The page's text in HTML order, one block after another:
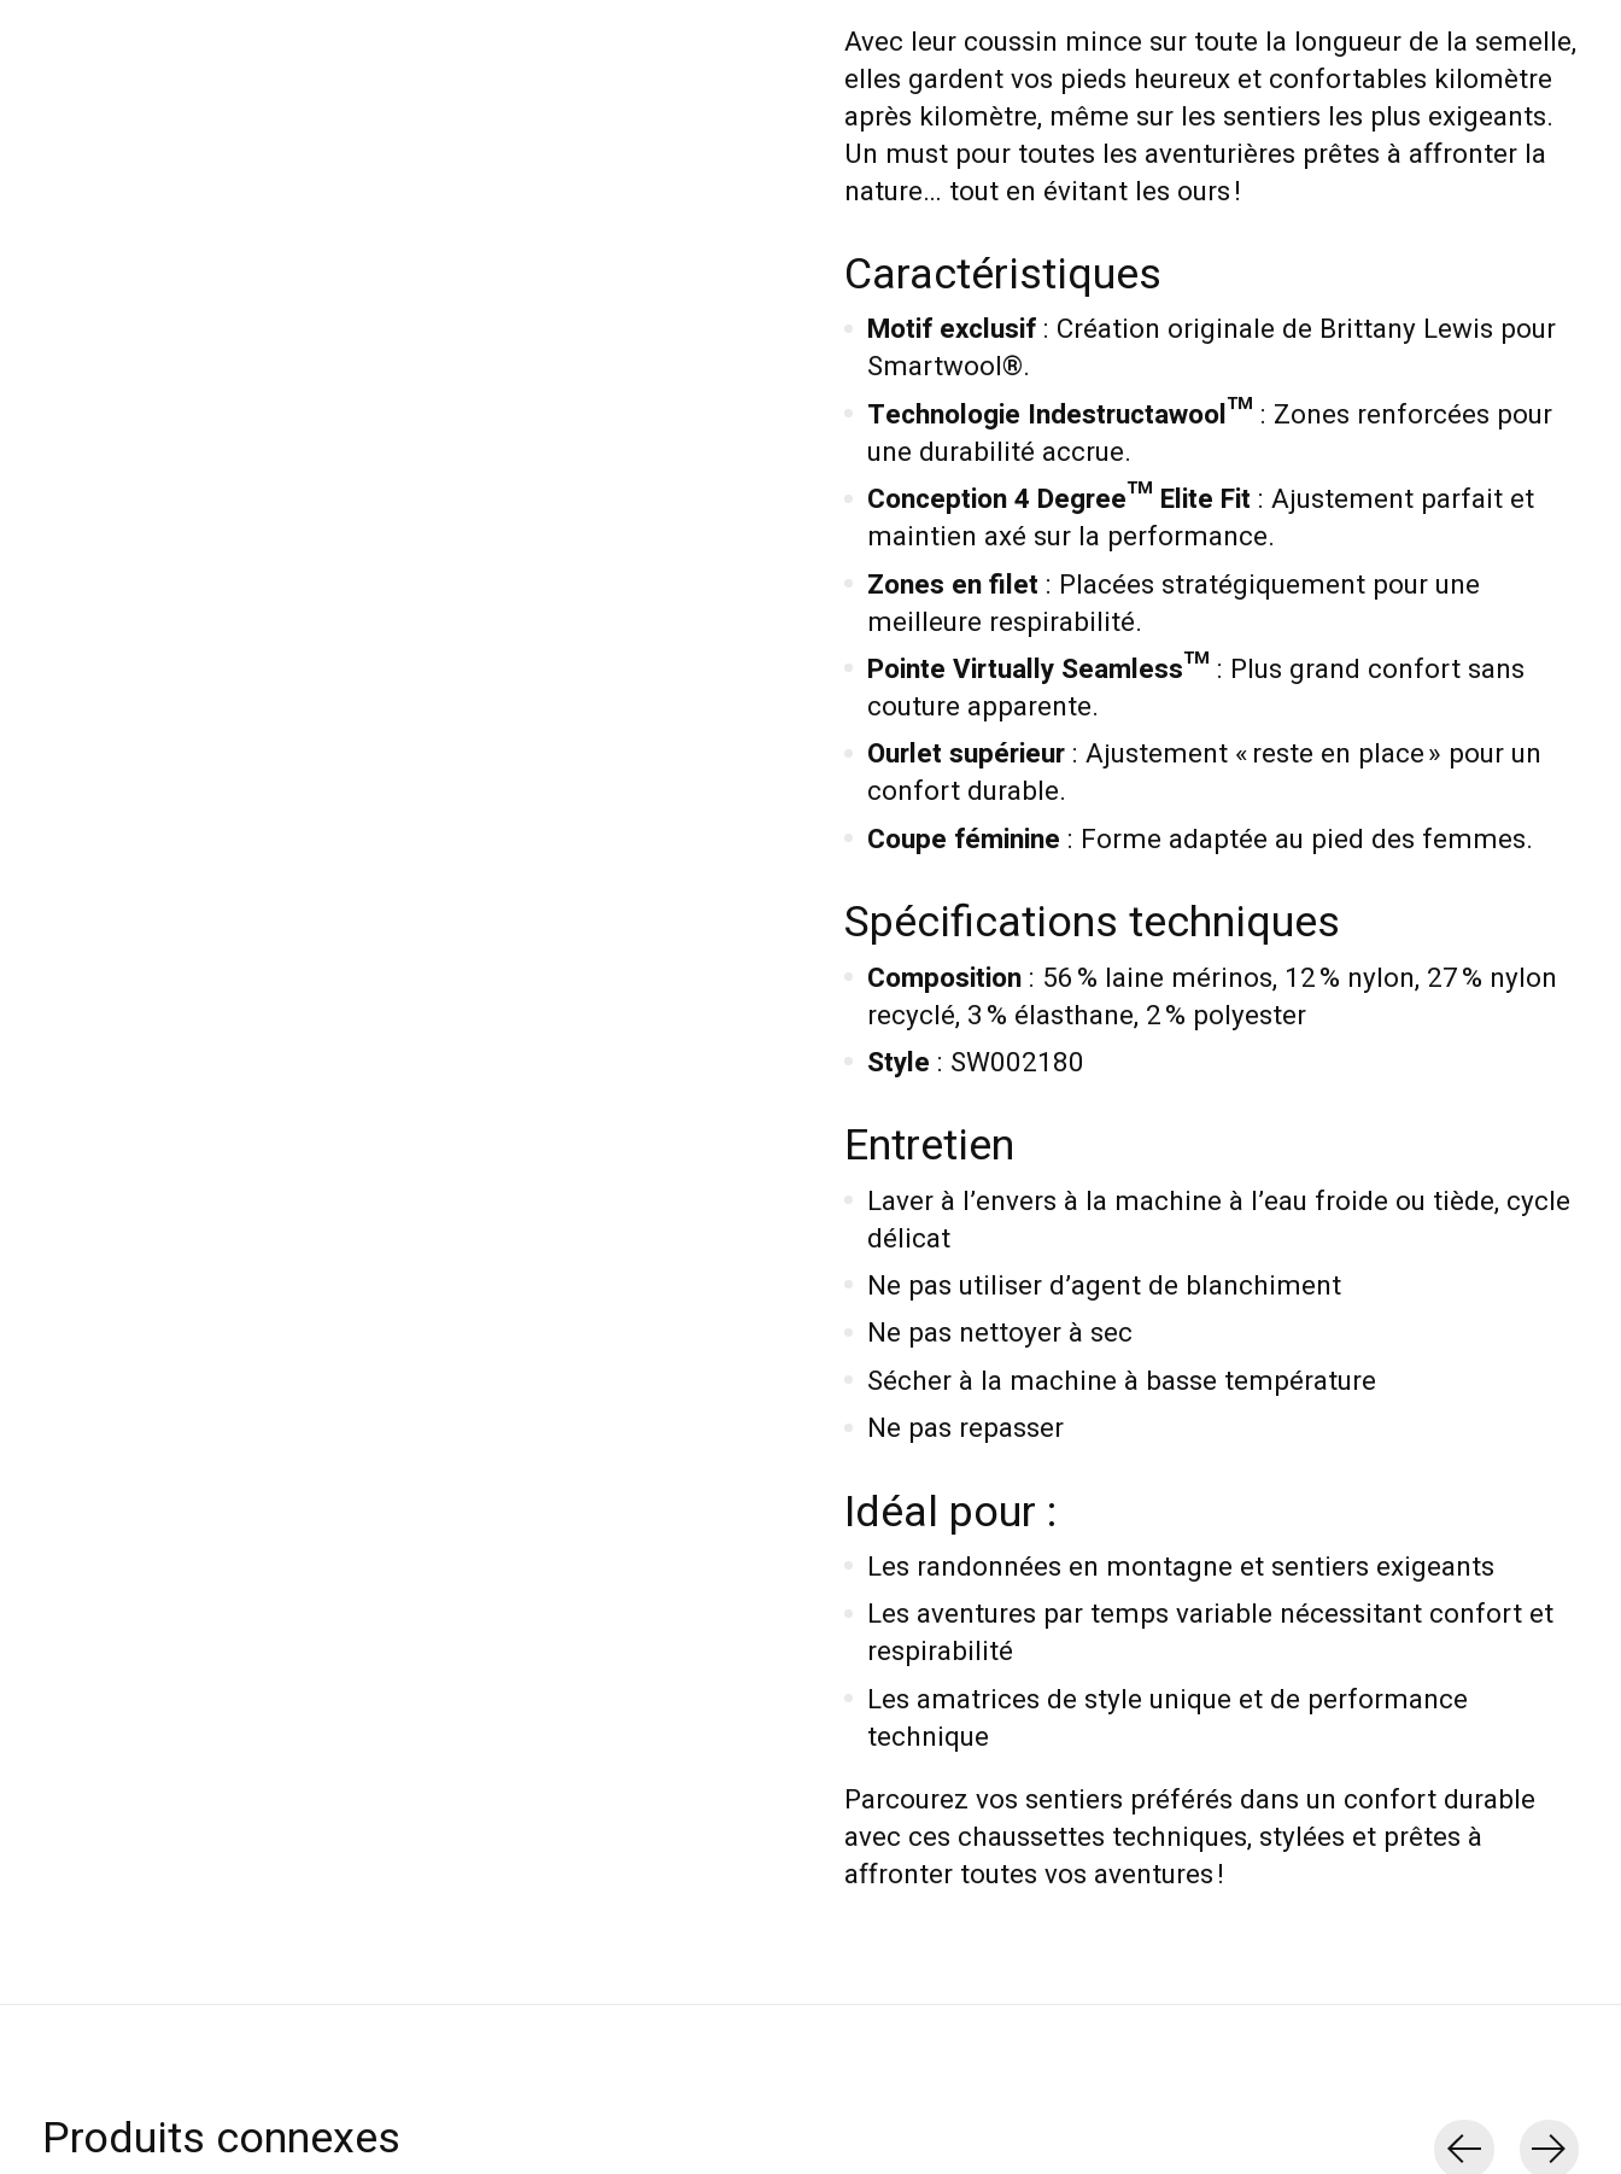
Avec leur coussin mince sur toute la longueur de la semelle,
elles gardent vos pieds heureux et confortables kilomètre
après kilomètre, même sur les sentiers les plus exigeants.
Un must pour toutes les aventurières prêtes à affronter la
nature… tout en évitant les ours !
Caractéristiques
Motif exclusif: Création originale de Brittany Lewis pour
Smartwool®.
Technologie Indestructawool™ : Zones renforcées pour
une durabilité accrue.
Conception 4 Degree™ Elite Fit : Ajustement parfait et
maintien axé sur la performance.
Zones en filet : Placées stratégiquement pour une
meilleure respirabilité.
Pointe Virtually Seamless™ : Plus grand confort sans
couture apparente.
Ourlet supérieur: Ajustement « reste en place » pour un
confort durable.
Coupe féminine : Forme adaptée au pied des femmes.
Spécifications techniques
Composition: 56 % laine mérinos, 12 % nylon, 27 % nylon
recyclé, 3 % élasthane, 2 % polyester
Style : SW002180
Entretien
Laver à l’envers à la machine à l’eau froide ou tiède, cycle
délicat
Ne pas utiliser d’agent de blanchiment
Ne pas nettoyer à sec
Sécher à la machine à basse température
Ne pas repasser
Idéal pour :
Les randonnées en montagne et sentiers exigeants
Les aventures par temps variable nécessitant confort et
respirabilité
Les amatrices de style unique et de performance
technique
Parcourez vos sentiers préférés dans un confort durable
avec ces chaussettes techniques, stylées et prêtes à
affronter toutes vos aventures !
Produits connexes